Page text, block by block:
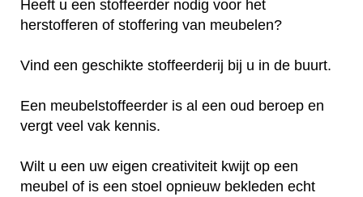
Heeft u een stoffeerder nodig voor het
herstofferen of stoffering van meubelen?
Vind een geschikte stoffeerderij bij u in de buurt.
Een meubelstoffeerder is al een oud beroep en
vergt veel vak kennis.
Wilt u een uw eigen creativiteit kwijt op een
meubel of is een stoel opnieuw bekleden echt